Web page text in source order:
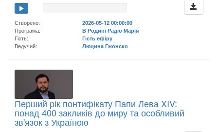
Створено:
2026-05-12 00:00:00
Програма:
В Родині Радіо Марія
Гість:
Гість ефіру
Ведучий:
Люцина Гжонско
Перший рік понтифікату Папи Лева XIV:
понад 400 закликів до миру та особливий
зв'язок з Україною